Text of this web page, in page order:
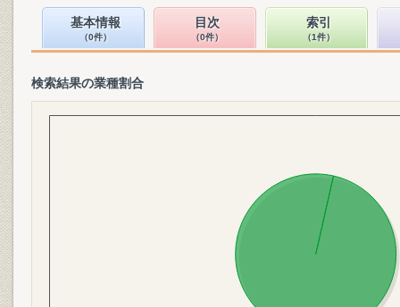
基本情報
（0件）
目次
（0件）
索引
（1件）
検索結果の業種割合